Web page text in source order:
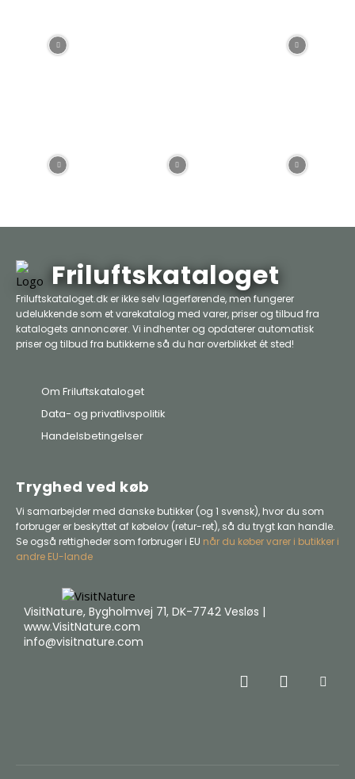
Friluftskataloget
Friluftskataloget.dk er ikke selv lagerførende, men fungerer
udelukkende som et varekatalog med varer, priser og tilbud fra
katalogets annoncører. Vi indhenter og opdaterer automatisk
priser og tilbud fra butikkerne så du har overblikket ét sted!
Om Friluftskataloget
Data- og privatlivspolitik
Handelsbetingelser
Tryghed ved køb
Vi samarbejder med danske butikker (og 1 svensk), hvor du som
forbruger er beskyttet af købelov (retur-ret), så du trygt kan handle.
Se også rettigheder som forbruger i EU når du køber varer i butikker i
andre EU-lande
VisitNature, Bygholmvej 71, DK-7742 Vesløs |
www.VisitNature.com
info@visitnature.com